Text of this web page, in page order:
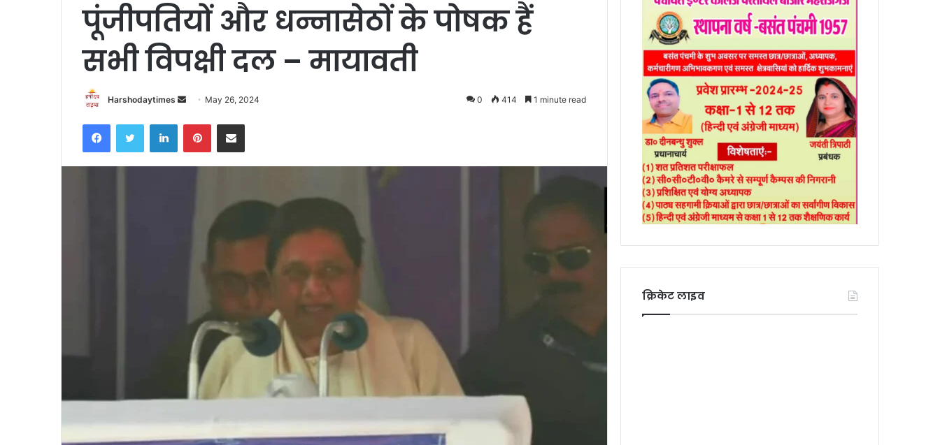
पूंजीपतियों और धन्नासेठों के पोषक हैं
सभी विपक्षी दल – मायावती
Harshodaytimes
Send
email
May 26, 2024 0 414 1 minute read
FacebookTwitter LinkedInPinterestShare via Email
क्रिकेट लाइव